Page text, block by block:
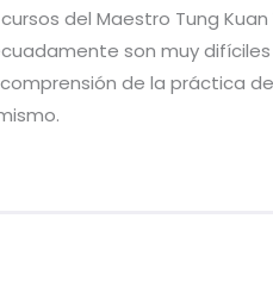
del Maestro Tung
son muy
de la práctica